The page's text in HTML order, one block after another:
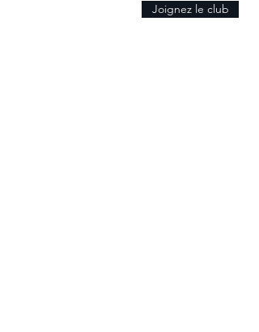
Joignez le club